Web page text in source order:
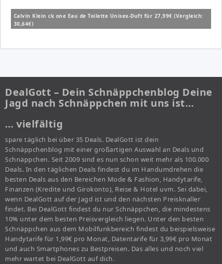
Calvin Klein ck one Eau de Toilette Unisex-Duft für 27,99€ (Vergleich:
30,64€)
DealGott – Dein Schnäppchenblog Deine
Jagd nach Schnäppchen mit uns ist…
… vielfältig
spare täglich bei über 35 Deals. DealGott ist dein
Schnäppchenblog mit einer großartigen Auswahl an Deals und
Schnäppchen. Seit 2009 sind es nun schon weit mehr als 100.000
Deals. In den täglichen Deals findest du im Handumdrehen die
besten Deals aus den Bereichen Mode & Fashion, Handytarife,
Finanzen (Kredite und Girokonto), Reise & Hotel uvm. Sei dabei,
wenn DealGott auf der Jagd ist und den nächsten Preisknaller
findet. Bei DealGott findest du nur Schnäppchen, die mindestens
10% unter dem besten Preisvergleich liegen. Unter den besten
Schnäppchen aus dem Mobilfunkbereich findest du beispielsweise
Handytarife für 1,99€ pro Monat, Datentarife für 3,99€ pro Monat
und auch Smartphones zu Bestpreisen. Das alles und noch viel
mehr wartet bei DealGott auf dich.